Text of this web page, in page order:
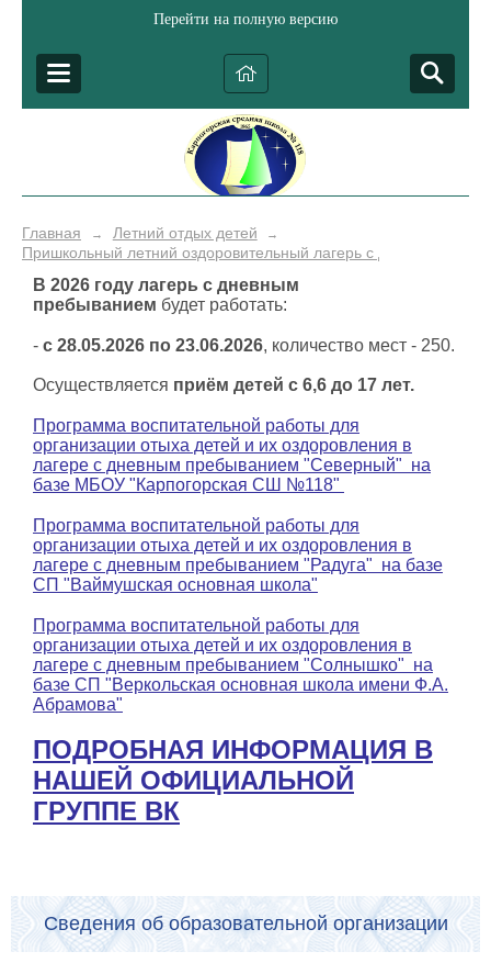
Перейти на полную версию
Главная → Летний отдых детей →
Пришкольный летний оздоровительный лагерь с дневным
В 2026 году лагерь с дневным
пребыванием будет работать:
- с 28.05.2026 по 23.06.2026, количество мест - 250.
Осуществляется приём детей с 6,6 до 17 лет.
Программа воспитательной работы для
организации отыха детей и их оздоровления в
лагере с дневным пребыванием "Северный" на
базе МБОУ "Карпогорская СШ №118"
Программа воспитательной работы для
организации отыха детей и их оздоровления в
лагере с дневным пребыванием "Радуга" на базе
СП "Ваймушская основная школа"
Программа воспитательной работы для
организации отыха детей и их оздоровления в
лагере с дневным пребыванием "Солнышко" на
базе СП "Веркольская основная школа имени Ф.А.
Абрамова"
ПОДРОБНАЯ ИНФОРМАЦИЯ В
НАШЕЙ ОФИЦИАЛЬНОЙ
ГРУППЕ ВК
Сведения об образовательной организации